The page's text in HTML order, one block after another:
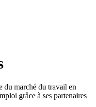
du marché du travail en
grâce à ses partenaires